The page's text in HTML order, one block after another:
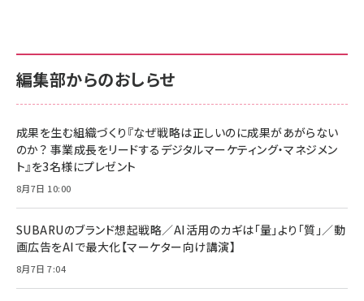
￥880
anan(アンアン)2026/06/24号 No.2500増刊
スペシャルエディション[王道エンタメの矜持／
￥1,100
anan(アンアン)2026/07/08号 No.2502[2026
￥880
ママ投資家が育休中に１億貯めた株式投資
サポート正規品 メーカー保証5年 KLMEA128G
NIMASO ガラスフィルム iPhone 17 用 保護フィ
すい ガイド枠付き いPhone17 (6.3インチ) 対応
2枚セット DSP25F1698
￥1,599
￥6,980
全ワイヤレスイヤホン/アクティブノイズキャンセリ
サポート正規品 メーカー保証5年 KLMEA128G
Amazon eギフトカード - Amazonロゴ - クラ
￥5,000
Anker PowerLine III Flow USB-C & USB-C
Pro/Air 各種対応 (1.8m ミッドナイトブラック)
￥1,890
編集部からのおしらせ
成果を生む組織づくり『なぜ戦略は正しいのに成果があがらない
のか？ 事業成長をリードするデジタルマーケティング・マネジメン
ト』を3名様にプレゼント
8月7日 10:00
SUBARUのブランド想起戦略／AI活用のカギは「量」より「質」／動
画広告をAIで最大化【マーケター向け講演】
8月7日 7:04